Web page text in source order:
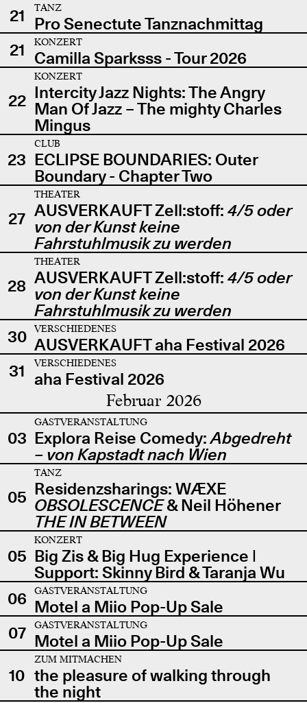
21
TANZ
Pro Senectute Tanznachmittag
21
KONZERT
Camilla Sparksss - Tour 2026
22
KONZERT
Intercity Jazz Nights: The Angry
Man Of Jazz – The mighty Charles
Mingus
23
CLUB
ECLIPSE BOUNDARIES: Outer
Boundary - Chapter Two
27
THEATER
AUSVERKAUFT Zell:stoff: 4/5 oder
von der Kunst keine
Fahrstuhlmusik zu werden
28
THEATER
AUSVERKAUFT Zell:stoff: 4/5 oder
von der Kunst keine
Fahrstuhlmusik zu werden
30
VERSCHIEDENES
AUSVERKAUFT aha Festival 2026
31
VERSCHIEDENES
aha Festival 2026
Februar 2026
03
GASTVERANSTALTUNG
Explora Reise Comedy:Abgedreht
– von Kapstadt nach Wien
05
TANZ
Residenzsharings: WÆXE
OBSOLESCENCE& Neil Höhener
THE IN BETWEEN
05
KONZERT
Big Zis & Big Hug Experience |
Support: Skinny Bird & Taranja Wu
06
GASTVERANSTALTUNG
Motel a Miio Pop-Up Sale
07
GASTVERANSTALTUNG
Motel a Miio Pop-Up Sale
10
ZUM MITMACHEN
the pleasure of walking through
the night